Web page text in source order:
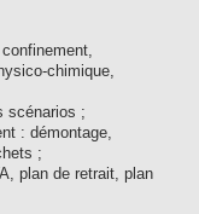
chimique,
scénarios ;
: démontage,
;
plan de retrait, plan